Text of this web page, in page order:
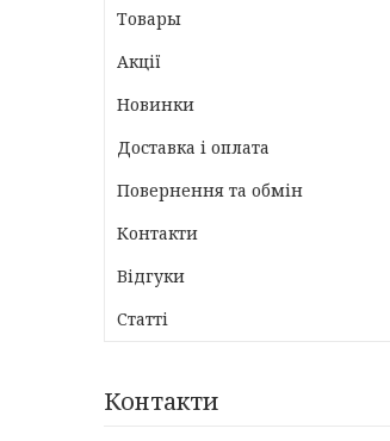
Товары
Акції
Новинки
Доставка і оплата
Повернення та обмін
Контакти
Відгуки
Статті
Контакти